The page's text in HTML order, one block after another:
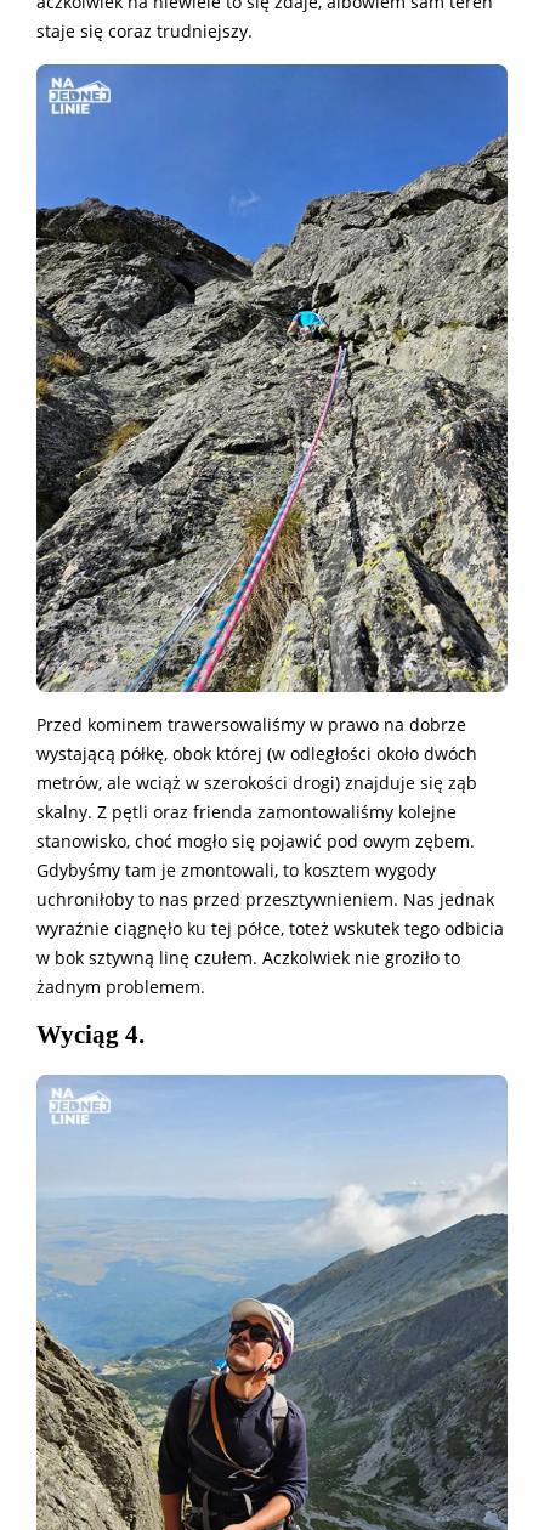
staje się coraz trudniejszy.
Przed kominem trawersowaliśmy w prawo na dobrze
wystającą półkę, obok której (w odległości około dwóch
metrów, ale wciąż w szerokości drogi) znajduje się ząb
skalny. Z pętli oraz frienda zamontowaliśmy kolejne
stanowisko, choć mogło się pojawić pod owym zębem.
Gdybyśmy tam je zmontowali, to kosztem wygody
uchroniłoby to nas przed przesztywnieniem. Nas jednak
wyraźnie ciągnęło ku tej półce, toteż wskutek tego odbicia
w bok sztywną linę czułem. Aczkolwiek nie groziło to
żadnym problemem.
Wyciąg 4.